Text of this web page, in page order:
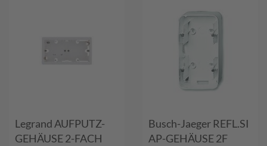
Legrand AUFPUTZ-
GEHÄUSE 2-FACH
Busch-Jaeger REFL.SI
AP-GEHÄUSE 2F